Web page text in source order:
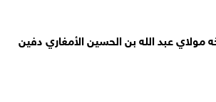
وادي المخازن الشهيرة التي وقعت في 1578 ميلادية على يد سيدي امحمد بن علي بن ريسون المتوفى عام 1609 بإذن شيخه مولاي عبد الله بن الحسين الأمغاري دفين